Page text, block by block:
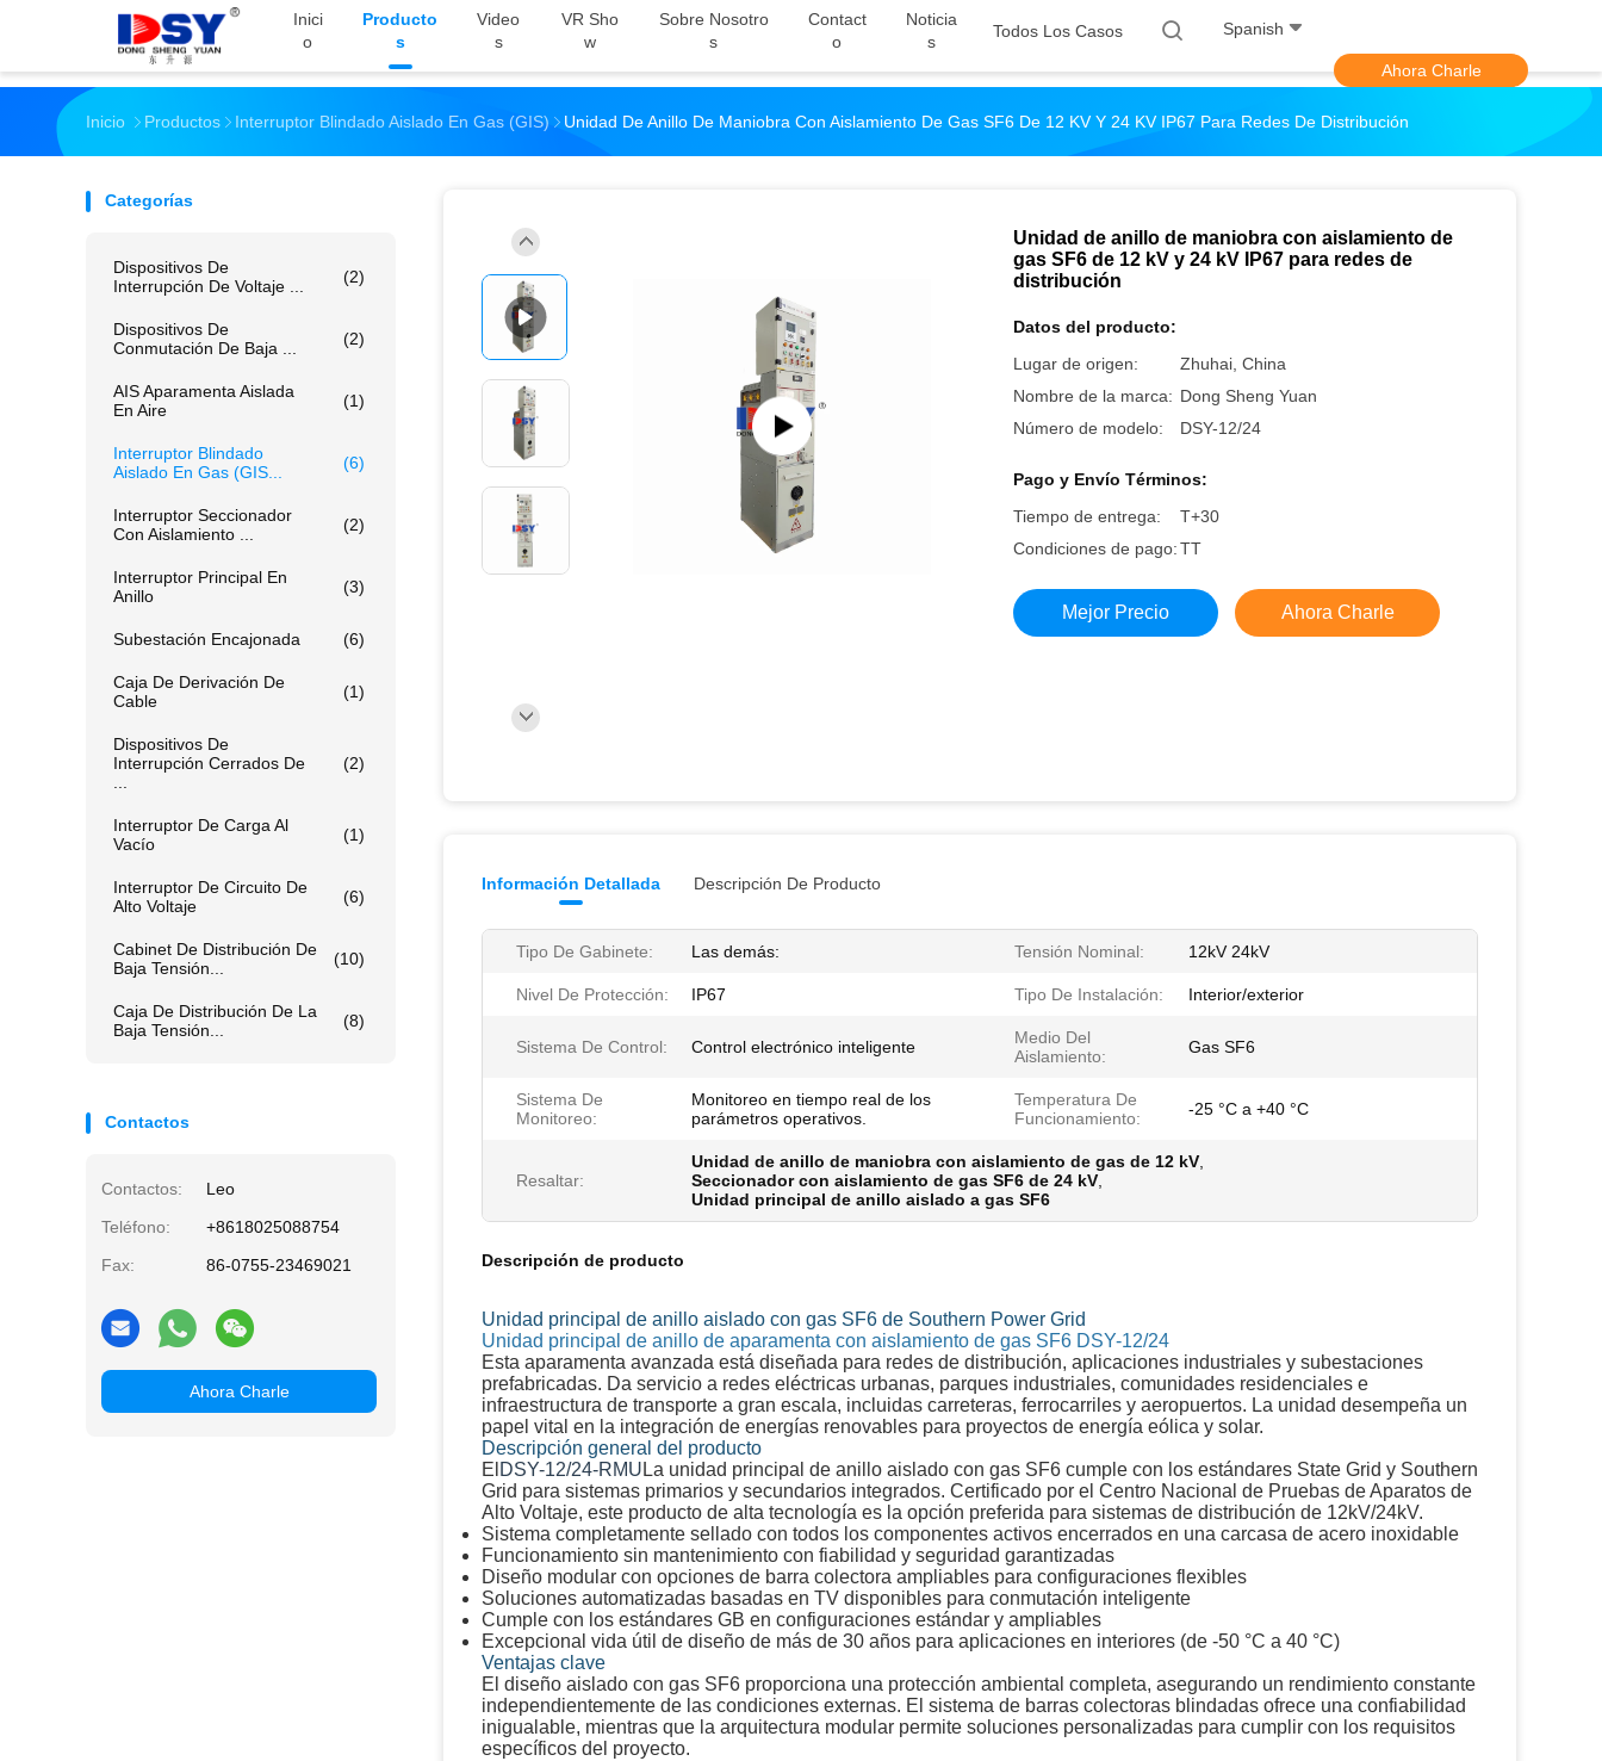
Inici
O
Producto
S
Video
S
VR Sho
W
Sobre Nosotro
S
Contact
O
Noticia
S
Todos Los Casos Spanish
Ahora Charle
Inicio Productos Interruptor Blindado Aislado En Gas (GIS) Unidad De Anillo De Maniobra Con Aislamiento De Gas SF6 De 12 KV Y 24 KV IP67 Para Redes De Distribución
Categorías
Dispositivos De
Interrupción De Voltaje ...
(2)
Dispositivos De
Conmutación De Baja ...
(2)
AIS Aparamenta Aislada
En Aire
(1)
Interruptor Blindado
Aislado En Gas (GIS...
(6)
Interruptor Seccionador
Con Aislamiento ...
(2)
Interruptor Principal En
Anillo
(3)
Subestación Encajonada (6)
Caja De Derivación De
Cable
(1)
Dispositivos De
Interrupción Cerrados De
...
(2)
Interruptor De Carga Al
Vacío
(1)
Interruptor De Circuito De
Alto Voltaje
(6)
Cabinet De Distribución De
Baja Tensión...
(10)
Caja De Distribución De La
Baja Tensión...
(8)
Contactos
Contactos:
Leo
Teléfono:
+8618025088754
Fax:
86-0755-23469021
Ahora Charle
Unidad de anillo de maniobra con aislamiento de
gas SF6 de 12 kV y 24 kV IP67 para redes de
distribución
Datos del producto:
Lugar de origen:
Zhuhai, China
Nombre de la marca: Dong Sheng Yuan
Número de modelo:
DSY-12/24
Pago y Envío Términos:
Tiempo de entrega:
T+30
Condiciones de pago:TT
Mejor Precio Ahora Charle
Información Detallada Descripción De Producto
Tipo De Gabinete: Las demás: Tensión Nominal: 12kV 24kV
Nivel De Protección: IP67 Tipo De Instalación: Interior/exterior
Sistema De Control: Control electrónico inteligente
Medio Del
Aislamiento:
Gas SF6
Sistema De
Monitoreo:
Monitoreo en tiempo real de los
parámetros operativos.
Temperatura De
Funcionamiento:
-25 °C a +40 °C
Resaltar:
Unidad de anillo de maniobra con aislamiento de gas de 12 kV,
Seccionador con aislamiento de gas SF6 de 24 kV,
Unidad principal de anillo aislado a gas SF6
Descripción de producto
Unidad principal de anillo aislado con gas SF6 de Southern Power Grid
Unidad principal de anillo de aparamenta con aislamiento de gas SF6 DSY-12/24
Esta aparamenta avanzada está diseñada para redes de distribución, aplicaciones industriales y subestaciones
prefabricadas. Da servicio a redes eléctricas urbanas, parques industriales, comunidades residenciales e
infraestructura de transporte a gran escala, incluidas carreteras, ferrocarriles y aeropuertos. La unidad desempeña un
papel vital en la integración de energías renovables para proyectos de energía eólica y solar.
Descripción general del producto
El DSY-12/24-RMU La unidad principal de anillo aislado con gas SF6 cumple con los estándares State Grid y Southern
Grid para sistemas primarios y secundarios integrados. Certificado por el Centro Nacional de Pruebas de Aparatos de
Alto Voltaje, este producto de alta tecnología es la opción preferida para sistemas de distribución de 12kV/24kV.
Sistema completamente sellado con todos los componentes activos encerrados en una carcasa de acero inoxidable
Funcionamiento sin mantenimiento con fiabilidad y seguridad garantizadas
Diseño modular con opciones de barra colectora ampliables para configuraciones flexibles
Soluciones automatizadas basadas en TV disponibles para conmutación inteligente
Cumple con los estándares GB en configuraciones estándar y ampliables
Excepcional vida útil de diseño de más de 30 años para aplicaciones en interiores (de -50 °C a 40 °C)
Ventajas clave
El diseño aislado con gas SF6 proporciona una protección ambiental completa, asegurando un rendimiento constante
independientemente de las condiciones externas. El sistema de barras colectoras blindadas ofrece una confiabilidad
inigualable, mientras que la arquitectura modular permite soluciones personalizadas para cumplir con los requisitos
específicos del proyecto.